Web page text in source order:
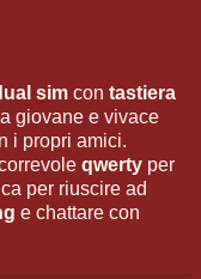
sim con tastiera
giovane e vivace
i propri amici.
qwerty per
per riuscire ad
e chattare con